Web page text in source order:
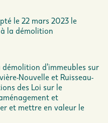
le 22 mars 2023 le
la démolition
d’immeubles sur
Nouvelle et Ruisseau-
des Loi sur le
et
et mettre en valeur le